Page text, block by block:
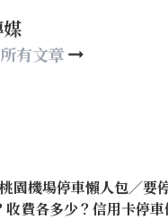
有文章
園機場停車懶人包／要
收費各多少？信用卡停